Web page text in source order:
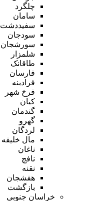
چلگرد
سامان
سفیددشت
سودجان
سورشجان
شلمزار
طاقانک
فارسان
فرادبنه
فرخ شهر
کیان
گندمان
گهرو
لردگان
مال خلیفه
ناغان
نافچ
نقنه
هفشجان
بازگشت
خراسان جنوبی